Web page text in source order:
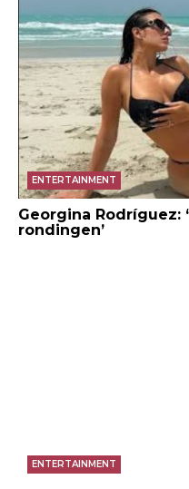
ENTERTAINMENT
Georgina Rodríguez:
rondingen’
ENTERTAINMENT